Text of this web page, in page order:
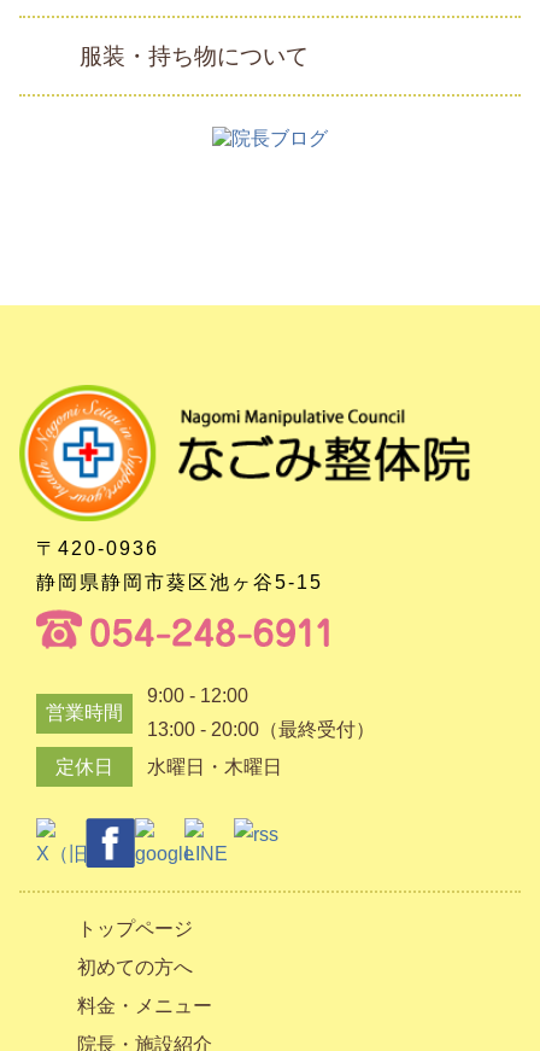
服装・持ち物について
〒420-0936
静岡県静岡市葵区池ヶ谷5-15
営業時間
9:00 - 12:00
13:00 - 20:00（最終受付）
定休日
水曜日・木曜日
トップページ
初めての方へ
料金・メニュー
院長・施設紹介